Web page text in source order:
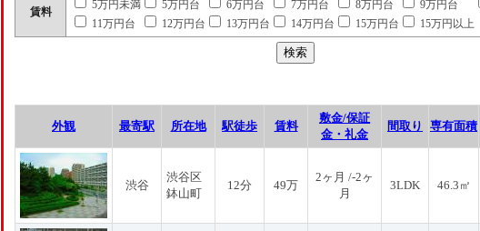
賃料
5万円未満 5万円台 6万円台 7万円台 8万円台 9万円台
11万円台
12万円台 13万円台 14万円台 15万円台 15万円以上
外観 最寄駅 所在地 駅徒歩 賃料
敷金/保証
金・礼金
間取り 専有面積
渋谷
渋谷区
鉢山町
12分 49万
2ヶ月 /-2ヶ
月
3LDK 46.3㎡